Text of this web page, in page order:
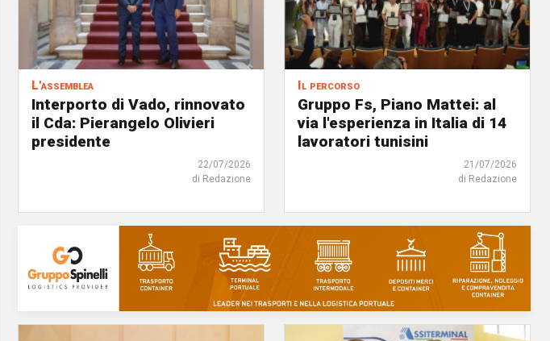
L'assemblea
Interporto di Vado, rinnovato
il Cda: Pierangelo Olivieri
presidente
22/07/2026
di Redazione
Il percorso
Gruppo Fs, Piano Mattei: al
via l'esperienza in Italia di 14
lavoratori tunisini
21/07/2026
di Redazione